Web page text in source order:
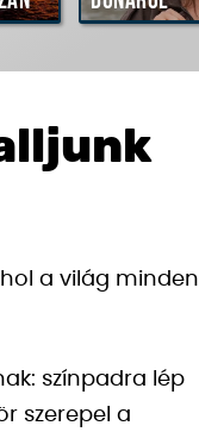
a világ minden
színpadra lép
szerepel a